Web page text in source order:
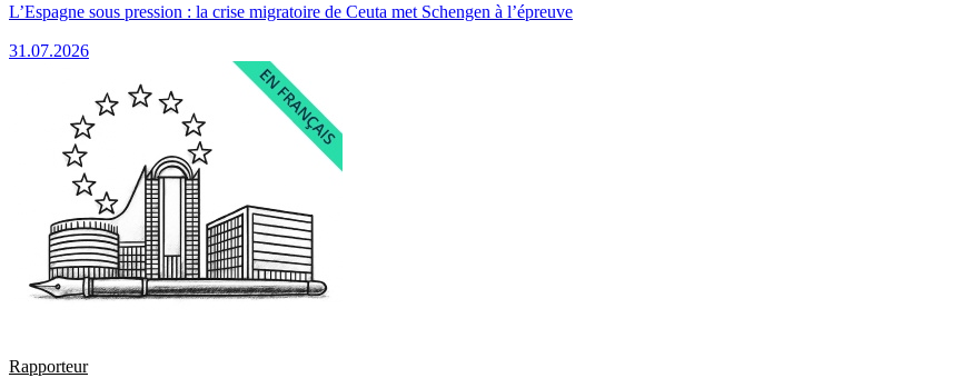
L’Espagne sous pression : la crise migratoire de Ceuta met Schengen à l’épreuve
31.07.2026
Rapporteur